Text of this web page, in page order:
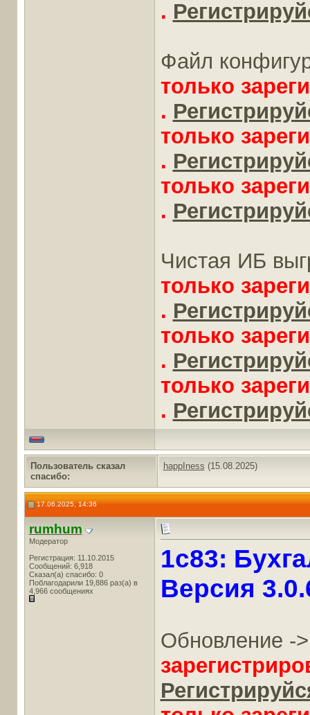
.
Файл
только
.
только
.
только
.
Чистая ИБ
только
.
только
.
только
.
Пользователь сказал
cпасибо:
happIness (15.08.2025)
17.06.2025, 14:36
rumhum
Модератор
Регистрация: 11.10.2015
Сообщений: 6,918
Сказал(а) спасибо: 0
Поблагодарили 19,886 раз(а) в
4,966 сообщениях
1c83:
Версия
Обновление -